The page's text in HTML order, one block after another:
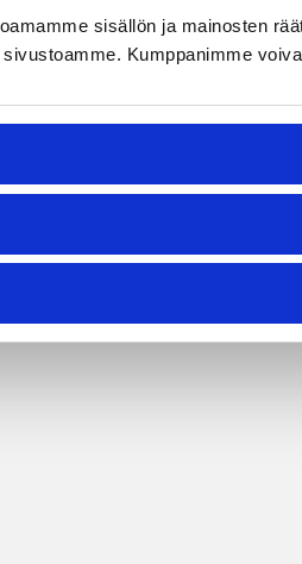
sisällön ja mainosten
Kumppanimme